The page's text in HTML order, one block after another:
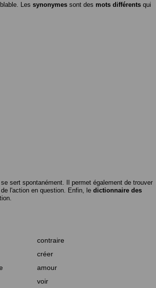
Les synonymes sont des mots différents qui
sert spontanément. Il permet également de trouver
l'action en question. Enfin, le dictionnaire des
contraire
créer
amour
voir